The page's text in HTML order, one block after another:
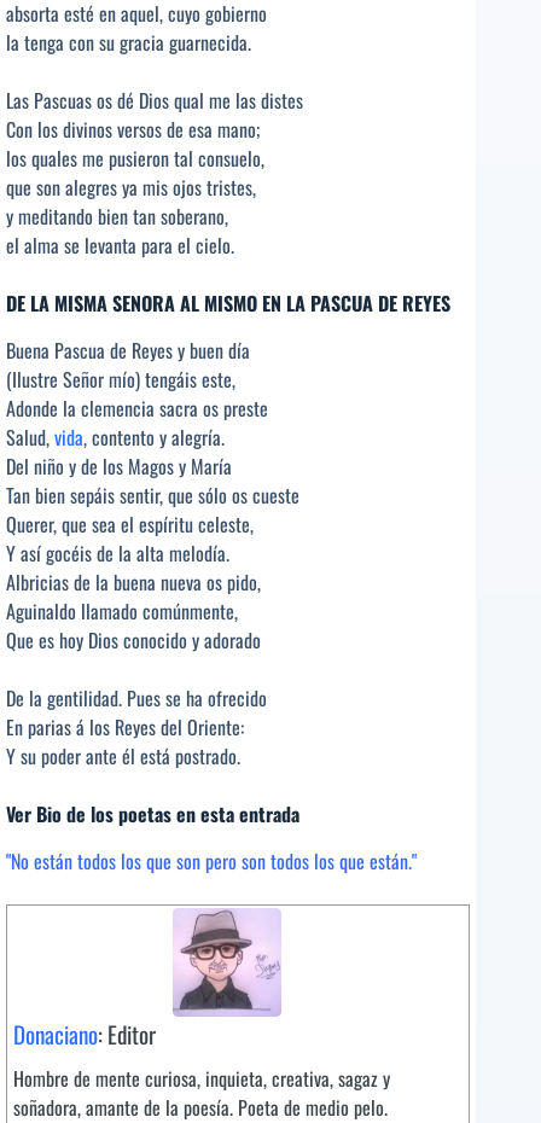
absorta esté en aquel, cuyo gobierno
la tenga con su gracia guarnecida.
Las Pascuas os dé Dios qual me las distes
Con los divinos versos de esa mano;
los quales me pusieron tal consuelo,
que son alegres ya mis ojos tristes,
y meditando bien tan soberano,
el alma se levanta para el cielo.
DE LA MISMA SENORA AL MISMO EN LA PASCUA DE REYES
Buena Pascua de Reyes y buen día
(Ilustre Señor mío) tengáis este,
Adonde la clemencia sacra os preste
Salud,vida, contento y alegría.
Del niño y de los Magos y María
Tan bien sepáis sentir, que sólo os cueste
Querer, que sea el espíritu celeste,
Y así gocéis de la alta melodía.
Albricias de la buena nueva os pido,
Aguinaldo llamado comúnmente,
Que es hoy Dios conocido y adorado
De la gentilidad. Pues se ha ofrecido
En parias á los Reyes del Oriente:
Y su poder ante él está postrado.
Ver Bio de los poetas en esta entrada
"No están todos los que son pero son todos los que están."
Donaciano: Editor
Hombre de mente curiosa, inquieta, creativa, sagaz y
soñadora, amante de la poesía. Poeta de medio pelo.